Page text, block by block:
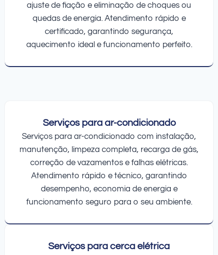
ajuste de fiação e eliminação de choques ou
quedas de energia. Atendimento rápido e
certificado, garantindo segurança,
aquecimento ideal e funcionamento perfeito.
Serviços para ar-condicionado
Serviços para ar-condicionado com instalação,
manutenção, limpeza completa, recarga de gás,
correção de vazamentos e falhas elétricas.
Atendimento rápido e técnico, garantindo
desempenho, economia de energia e
funcionamento seguro para o seu ambiente.
Serviços para cerca elétrica